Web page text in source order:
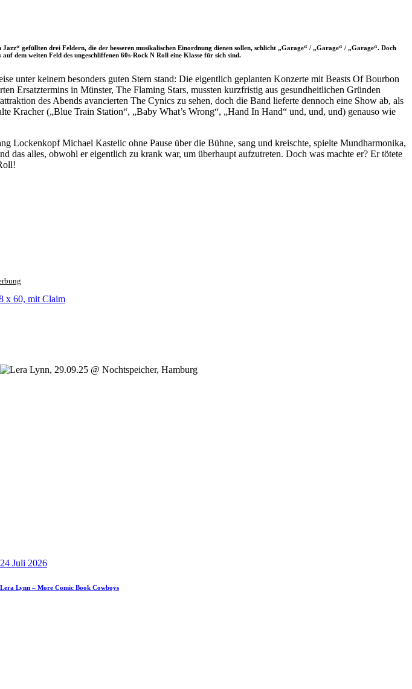
gefüllten drei Feldern, die der besseren musikalischen Einordnung dienen sollen, schlicht „Garage“ / „Garage“ / „Garage“. Doch
dem weiten Feld des ungeschliffenen 60s-Rock N Roll eine Klasse für sich sind.
unter keinem besonders guten Stern stand: Die eigentlich geplanten Konzerte mit Beasts Of Bourbon
Ersatztermins in Münster, The Flaming Stars, mussten kurzfristig aus gesundheitlichen Gründen
des Abends avancierten The Cynics zu sehen, doch die Band lieferte dennoch eine Show ab, als
Kracher („Blue Train Station“, „Baby What’s Wrong“, „Hand In Hand“ und, und, und) genauso wie
Lockenkopf Michael Kastelic ohne Pause über die Bühne, sang und kreischte, spielte Mundharmonika,
alles, obwohl er eigentlich zu krank war, um überhaupt aufzutreten. Doch was machte er? Er tötete
24 Juli 2026
Lera Lynn – More Comic Book Cowboys